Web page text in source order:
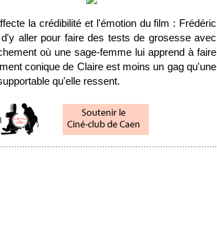
la crédibilité et l'émotion du film : Frédéric
aller pour faire des tests de grosesse avec
où une sage-femme lui apprend à faire
conique de Claire est moins un gag qu'une
qu'elle ressent.